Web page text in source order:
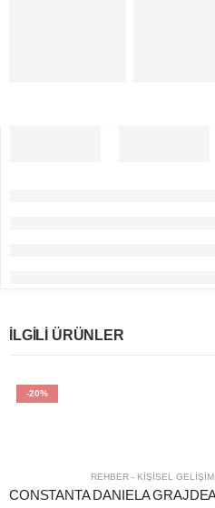
İLGILI ÜRÜNLER
-20%
REHBER - KIŞISEL GELIŞIM